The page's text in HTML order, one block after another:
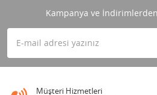
Kampanya ve
Müşteri Hizmetleri